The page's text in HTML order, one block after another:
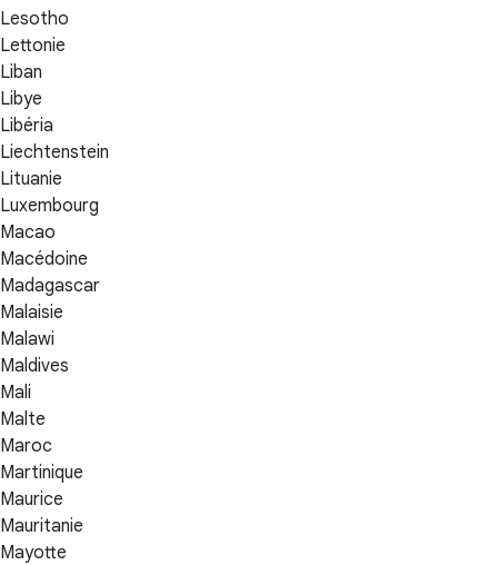
Lesotho
Lettonie
Liban
Libye
Libéria
Liechtenstein
Lituanie
Luxembourg
Macao
Macédoine
Madagascar
Malaisie
Malawi
Maldives
Mali
Malte
Maroc
Martinique
Maurice
Mauritanie
Mayotte